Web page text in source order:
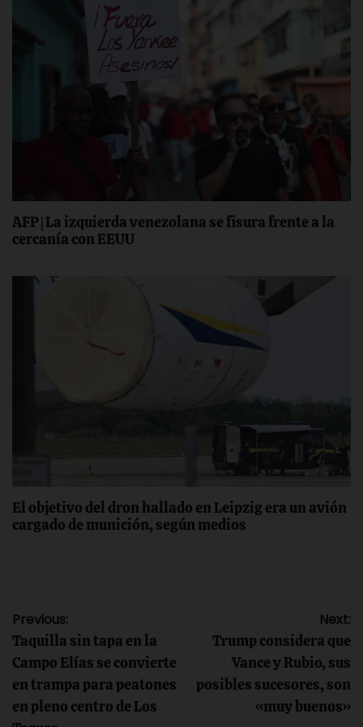
AFP | La izquierda venezolana se fisura frente a la
cercanía con EEUU
El objetivo del dron hallado en Leipzig era un avión
cargado de munición, según medios
Navegación
de
entradas
Previous:
Taquilla sin tapa en la
Campo Elías se convierte
en trampa para peatones
en pleno centro de Los
Next:
Trump considera que
Vance y Rubio, sus
posibles sucesores, son
«muy buenos»